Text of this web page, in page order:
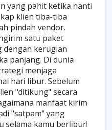
yang pahit ketika nanti
klien tiba-tiba
pindah vendor.
satu paket
dengan kerugian
panjang. Di dunia
menjaga
hari libur. Sebelum
"ditikung" secara
manfaat kirim
"satpam" yang
selama kamu berlibur!